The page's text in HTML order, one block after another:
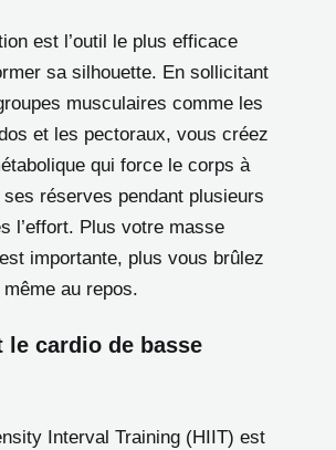
est l’outil le plus efficace
sa silhouette. En sollicitant
musculaires comme les
et les pectoraux, vous créez
qui force le corps à
réserves pendant plusieurs
l’effort. Plus votre masse
importante, plus vous brûlez
au repos.
le cardio de basse
Interval Training (HIIT) est